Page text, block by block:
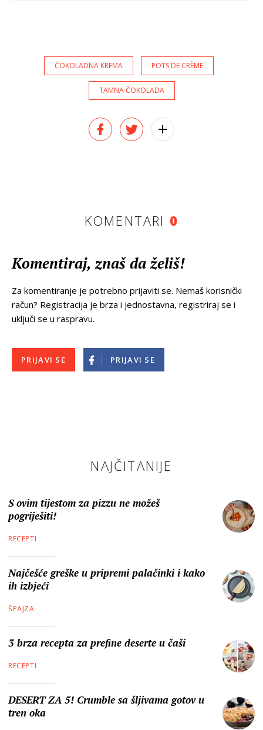
ČOKOLADNA KREMA POTS DE CRÈME
TAMNA ČOKOLADA
KOMENTARI 0
Komentiraj, znaš da želiš!
Za komentiranje je potrebno prijaviti se. Nemaš korisnički
račun? Registracija je brza i jednostavna, registriraj se i
uključi se u raspravu.
PRIJAVI SE PRIJAVI SE
NAJČITANIJE
S ovim tijestom za pizzu ne možeš
pogriješiti!
RECEPTI
Najčešće greške u pripremi palačinki i kako
ih izbjeći
ŠPAJZA
3 brza recepta za prefine deserte u čaši
RECEPTI
DESERT ZA 5! Crumble sa šljivama gotov u
tren oka